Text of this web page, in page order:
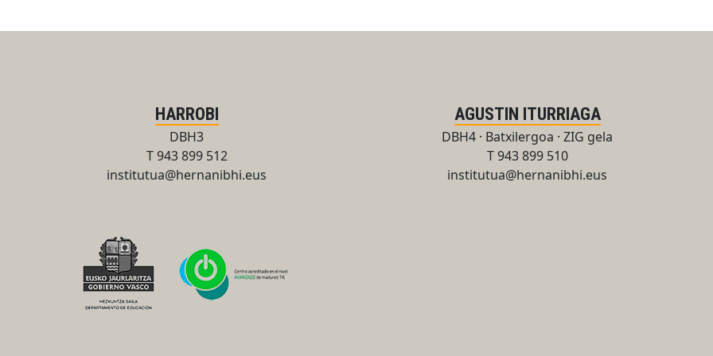
HARROBI
DBH3
T 943 899 512
institutua@hernanibhi.eus
AGUSTIN ITURRIAGA
DBH4 · Batxilergoa · ZIG gela
T 943 899 510
institutua@hernanibhi.eus